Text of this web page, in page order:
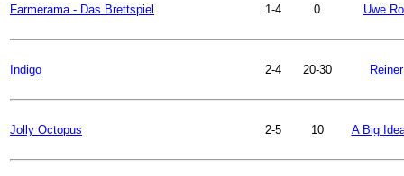
Farmerama - Das Brettspiel 1-4 0 Uwe
Indigo 2-4 20-30
Jolly Octopus 2-5 10 A Big